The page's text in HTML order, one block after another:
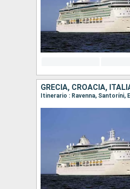
GRECIA, CROACIA,
Itinerario : Ravenna, Santoríni,